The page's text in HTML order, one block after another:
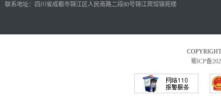
联系地址：四川省成都市锦江区人民南路二段80号锦江宾馆锦苑楼
蜀ICP备